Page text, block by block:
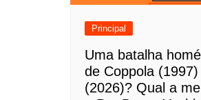
Principal
Uma batalha
de Coppola
(2026)? Qual a